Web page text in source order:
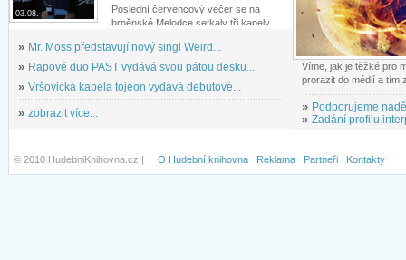
03.08.
Poslední červencový večer se na
brněnské Melodce setkaly tři kapely...
» Mr. Moss představují nový singl Weird...
» Rapové duo PAST vydává svou pátou desku...
» Vršovická kapela tojeon vydává debutové...
» zobrazit více...
Víme, jak je těžké pro
prorazit do médií a tím
» Podporujeme
» Zadání profilu
© 2010 HudebniKnihovna.cz | O Hudební knihovna Reklama Partneři Kontakty